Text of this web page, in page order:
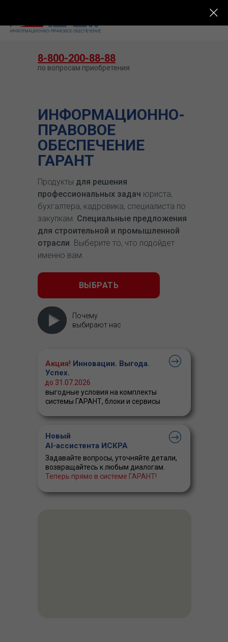
ИНФОРМАЦИОННО-
ПРАВОВОЕ
ОБЕСПЕЧЕНИЕ
ГАРАНТ
Продукты для решения
профессиональных задач юриста,
бухгалтера, кадровика, специалиста по
закупкам. Специальные предложения
для строительной и промышленной
отрасли. Выберите то, что подойдет
именно вам.
ВЫБРАТЬ
Почему
выбирают нас
Акция! Инновации. Выгода.
Успех.
выгодные условия на комплекты
системы ГАРАНТ, блоки и сервисы
до 31.07.2026
8-800-200-88-88
по вопросам приобретения
Новый
AI-ассистента ИСКРА
Задавайте вопросы, уточняйте детали,
возвращайтесь к любым диалогам.
Теперь прямо в системе ГАРАНТ!